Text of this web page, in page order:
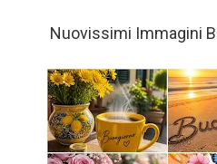
Nuovissimi Immagini